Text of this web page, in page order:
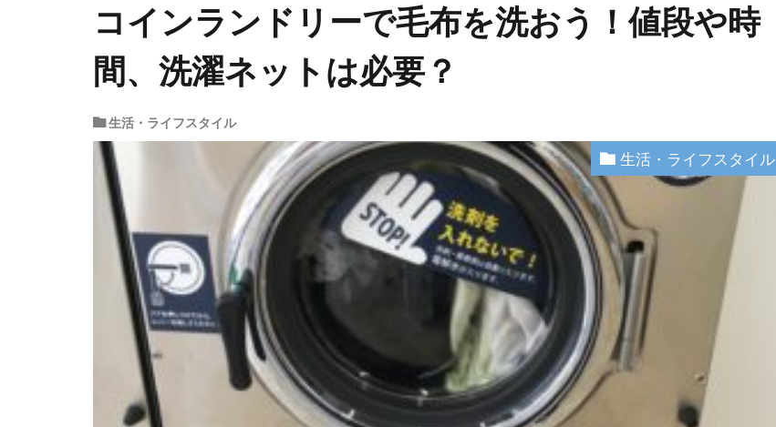
コインランドリーで毛布を洗おう！値段や時
間、洗濯ネットは必要？
生活・ライフスタイル
生活・ライフスタイル